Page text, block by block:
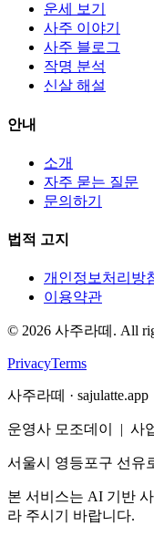
운세 보기
사주 이야기
사주 블로그
작명 분석
신살 해설
안내
소개
자주 묻는 질문
문의하기
법적 고지
개인정보처리방
이용약관
© 2026 사주라떼. All
PrivacyTerms
사주라떼 · sajulatte.app
운영사 모조데이 | 사
서울시 영등포구 선유
본 서비스는 AI 기반
라 주시기 바랍니다.